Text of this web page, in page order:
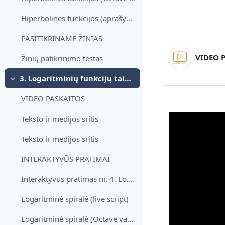
Hiperbolinės funkcijos (aprašymas)
PASITIKRINAME ŽINIAS
Žinių patikrinimo testas
Згорнути
3. Logaritminių funkcijų taikymai
VIDEO PASKAITOS
Teksto ir medijos sritis
Teksto ir medijos sritis
INTERAKTYVŪS PRATIMAI
Interaktyvus pratimas nr. 4. Logaritminė spiralė
Logaritminė spiralė (live script)
Logaritminė spiralė (Octave vartotojams)
VIDEO